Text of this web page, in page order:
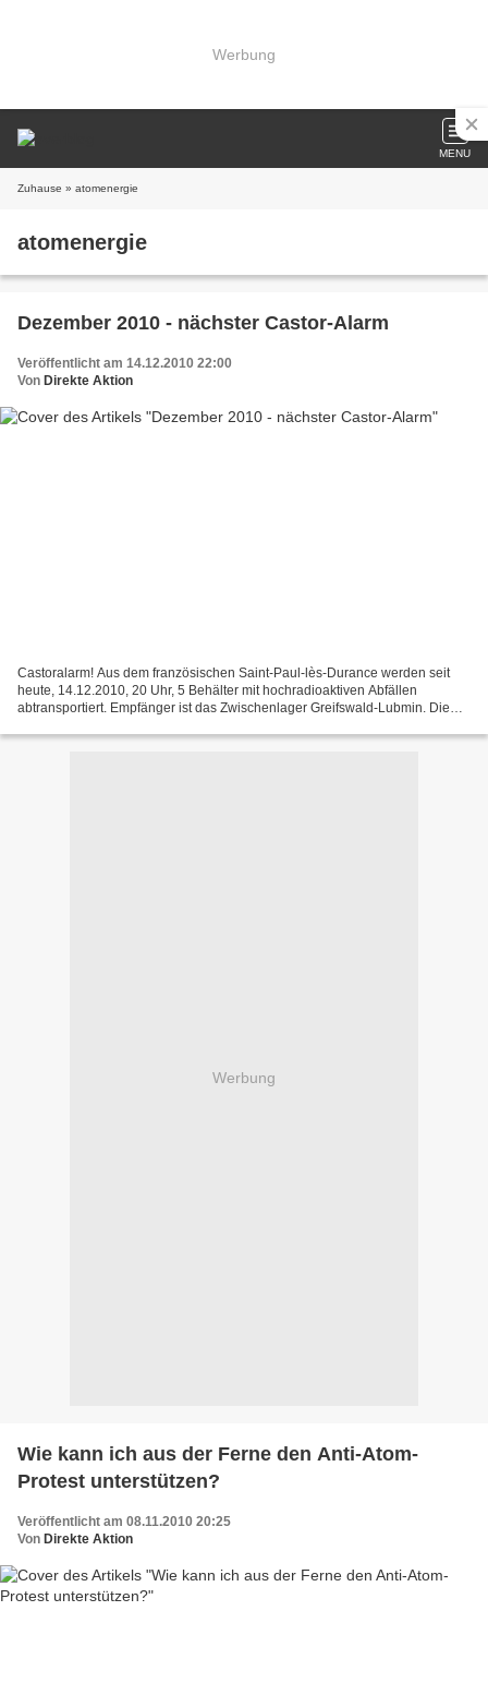
Werbung
MENU
Zuhause » atomenergie
atomenergie
Dezember 2010 - nächster Castor-Alarm
Veröffentlicht am 14.12.2010 22:00
Von Direkte Aktion
Castoralarm! Aus dem französischen Saint-Paul-lès-Durance werden seit
heute, 14.12.2010, 20 Uhr, 5 Behälter mit hochradioaktiven Abfällen
abtransportiert. Empfänger ist das Zwischenlager Greifswald-Lubmin. Die
Werbung
Wie kann ich aus der Ferne den Anti-Atom-
Protest unterstützen?
Veröffentlicht am 08.11.2010 20:25
Von Direkte Aktion